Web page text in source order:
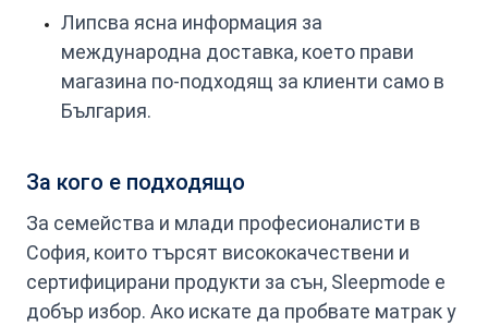
Липсва ясна информация за
международна доставка, което прави
магазина по-подходящ за клиенти само в
България.
За кого е подходящо
За семейства и млади професионалисти в
София, които търсят висококачествени и
сертифицирани продукти за сън, Sleepmode е
добър избор. Ако искате да пробвате матрак у